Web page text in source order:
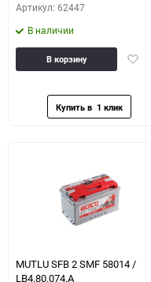
Артикул: 62447
В наличии
В корзину
MUTLU SFB 2 SMF 58014 /
LB4.80.074.A